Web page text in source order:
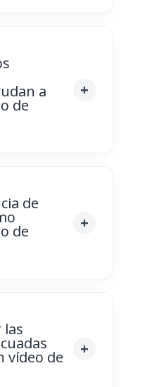
a
de
de
de
las
vídeo de